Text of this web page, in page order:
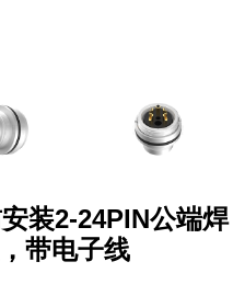
装2-24PIN公端焊
带电子线